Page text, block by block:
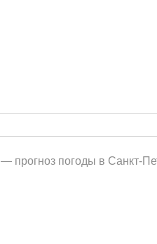
— прогноз погоды в Санкт-